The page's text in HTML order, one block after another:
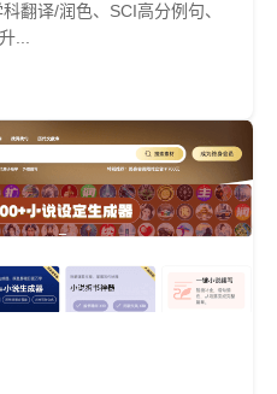
翻译/润色、SCI高分例句、
...